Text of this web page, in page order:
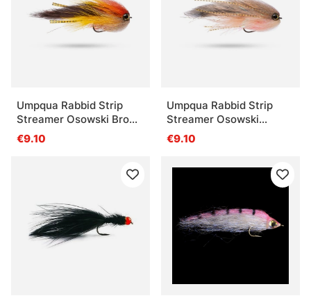
Umpqua Rabbid Strip
Streamer Osowski Brown
/ Yellow #2
€9.10
Umpqua Rabbid Strip
Streamer Osowski
Natural #2
€9.10